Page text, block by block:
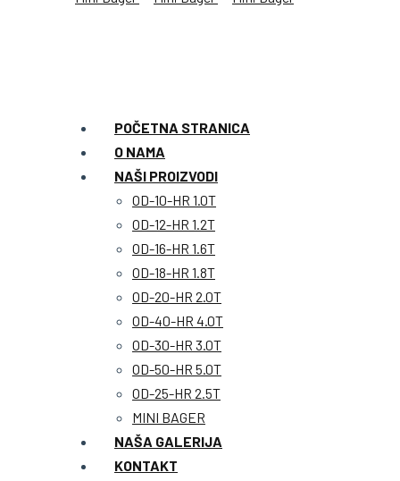
POČETNA STRANICA
O NAMA
NAŠI PROIZVODI
OD-10-HR 1.0T
OD-12-HR 1.2T
OD-16-HR 1.6T
OD-18-HR 1.8T
OD-20-HR 2.0T
OD-40-HR 4.0T
OD-30-HR 3.0T
OD-50-HR 5.0T
OD-25-HR 2.5T
MINI BAGER
NAŠA GALERIJA
KONTAKT